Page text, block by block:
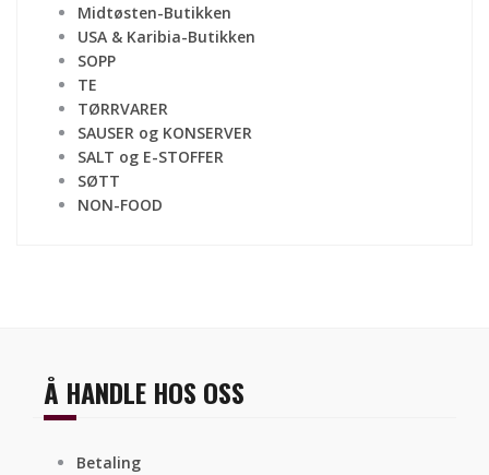
Midtøsten-Butikken
USA & Karibia-Butikken
SOPP
TE
TØRRVARER
SAUSER og KONSERVER
SALT og E-STOFFER
SØTT
NON-FOOD
Å HANDLE HOS OSS
Betaling